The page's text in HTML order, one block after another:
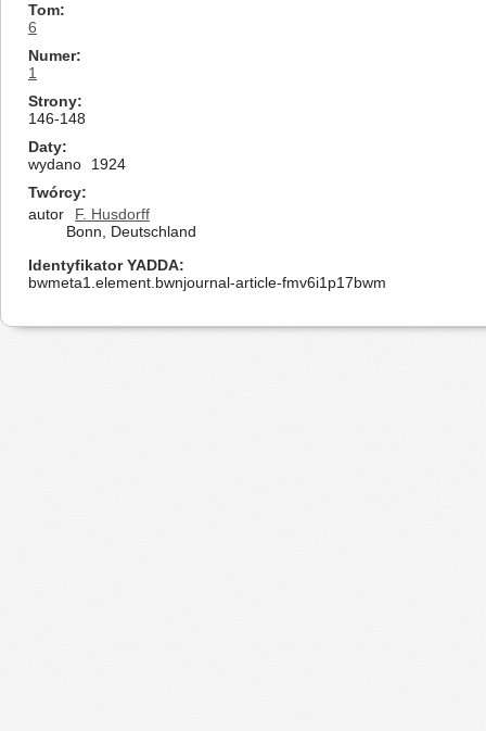
Tom
6
Numer
1
Strony
146-148
Daty
wydano
1924
Twórcy
autor
F. Husdorff
Bonn, Deutschland
Identyfikator YADDA
bwmeta1.element.bwnjournal-article-fmv6i1p17bwm